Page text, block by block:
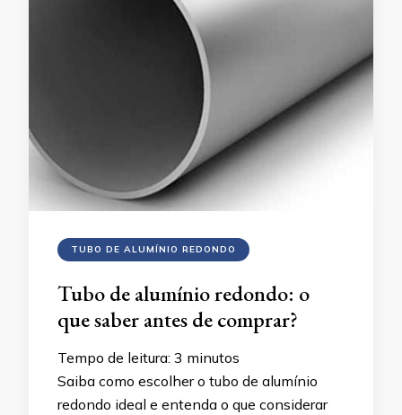
TUBO DE ALUMÍNIO REDONDO
Tubo de alumínio redondo: o
que saber antes de comprar?
Tempo de leitura: 3 minutos
Saiba como escolher o tubo de alumínio
redondo ideal e entenda o que considerar